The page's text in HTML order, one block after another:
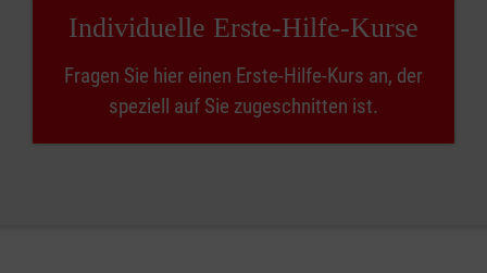
Individuelle Erste-Hilfe-Kurse
Fragen Sie hier einen Erste-Hilfe-Kurs an, der
speziell auf Sie zugeschnitten ist.